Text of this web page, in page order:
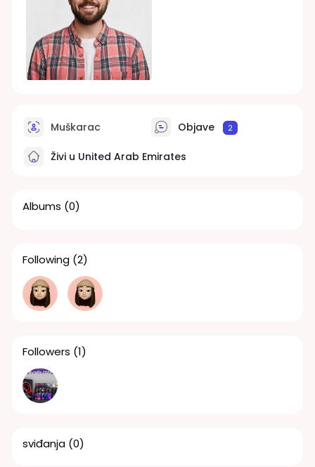
Muškarac Objave 2
Živi u United Arab Emirates
Albums (0)
Following (2)
Followers (1)
sviđanja (0)